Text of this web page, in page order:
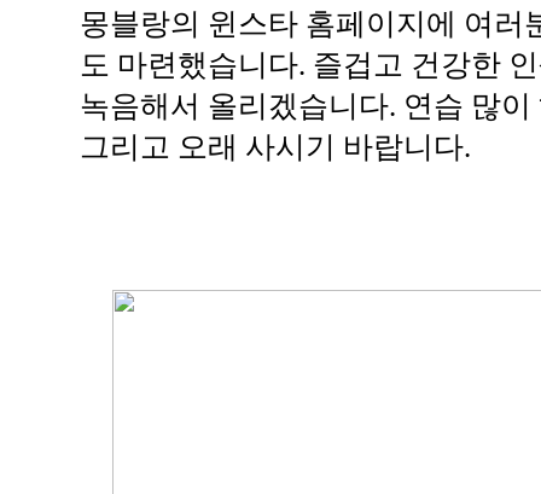
몽블랑의 윈스타 홈페이지에 여러
도 마련했습니다. 즐겁고 건강한
녹음해서 올리겠습니다. 연습 많이
그리고 오래 사시기 바랍니다.